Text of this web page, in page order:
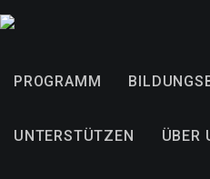
PROGRAMM
UNTERSTÜTZEN ÜBER